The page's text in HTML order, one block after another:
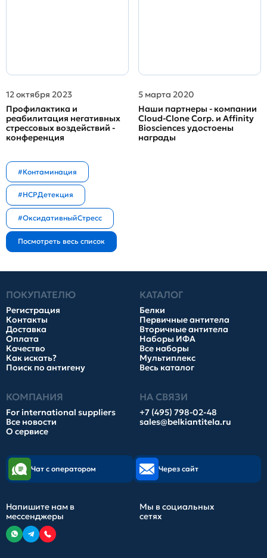
12 октября 2023
Профилактика и
реабилитация негативных
стрессовых воздействий -
конференция
5 марта 2020
Наши партнеры - компании
Cloud-Clone Corp. и Affinity
Biosciences удостоены
награды
#Контаминация
#HCPДетекция
#ОксидативныйСтресс
ПОКУПАТЕЛЮ
Регистрация
Контакты
Доставка
Оплата
Качество
Как искать?
Поиск по антигену
КАТАЛОГ
Белки
Первичные антитела
Вторичные антитела
Наборы ИФА
Все наборы
Мультиплекс
Весь каталог
КОМПАНИЯ
For international suppliers
Все новости
О сервисе
НА СВЯЗИ
+7 (495) 798-02-48
sales@belkiantitela.ru
Чат с оператором Через сайт
Напишите нам в
мессенджеры
Мы в социальных
сетях